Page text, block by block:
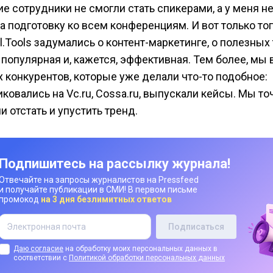
сотрудники не смогли стать спикерами, а у меня
подготовку ко всем конференциям. И вот только
задумались о контент-маркетинге, о полезных
и, кажется, эффективная. Тем более, мы
конкурентов, которые уже делали что-то подобное:
на Vc.ru, Cossa.ru, выпускали кейсы. Мы
отстать и упустить тренд.
на рассылку журнала!
на запросы журналистов на Pressfeed
получайте публикации в СМИ! В первом письме
на 3 дня безлимитных ответов
Даю согласие на обработку моих персональных данных в
соответствии с Политикой обработки персональных данных